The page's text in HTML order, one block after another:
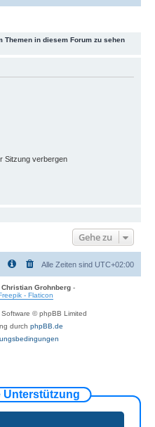
Themen in diesem Forum zu sehen
Sitzung verbergen
Gehe zu
Alle Zeiten sind UTC+02:00
Grohnberg-
- Flaticon
© phpBB Limited
durch phpBB.de
Unterstützung